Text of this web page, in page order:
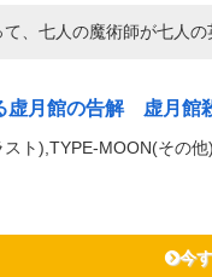
て、七人の魔術師が七人
月館の告解 虚月館
ト),TYPE-MOON(その他)
今